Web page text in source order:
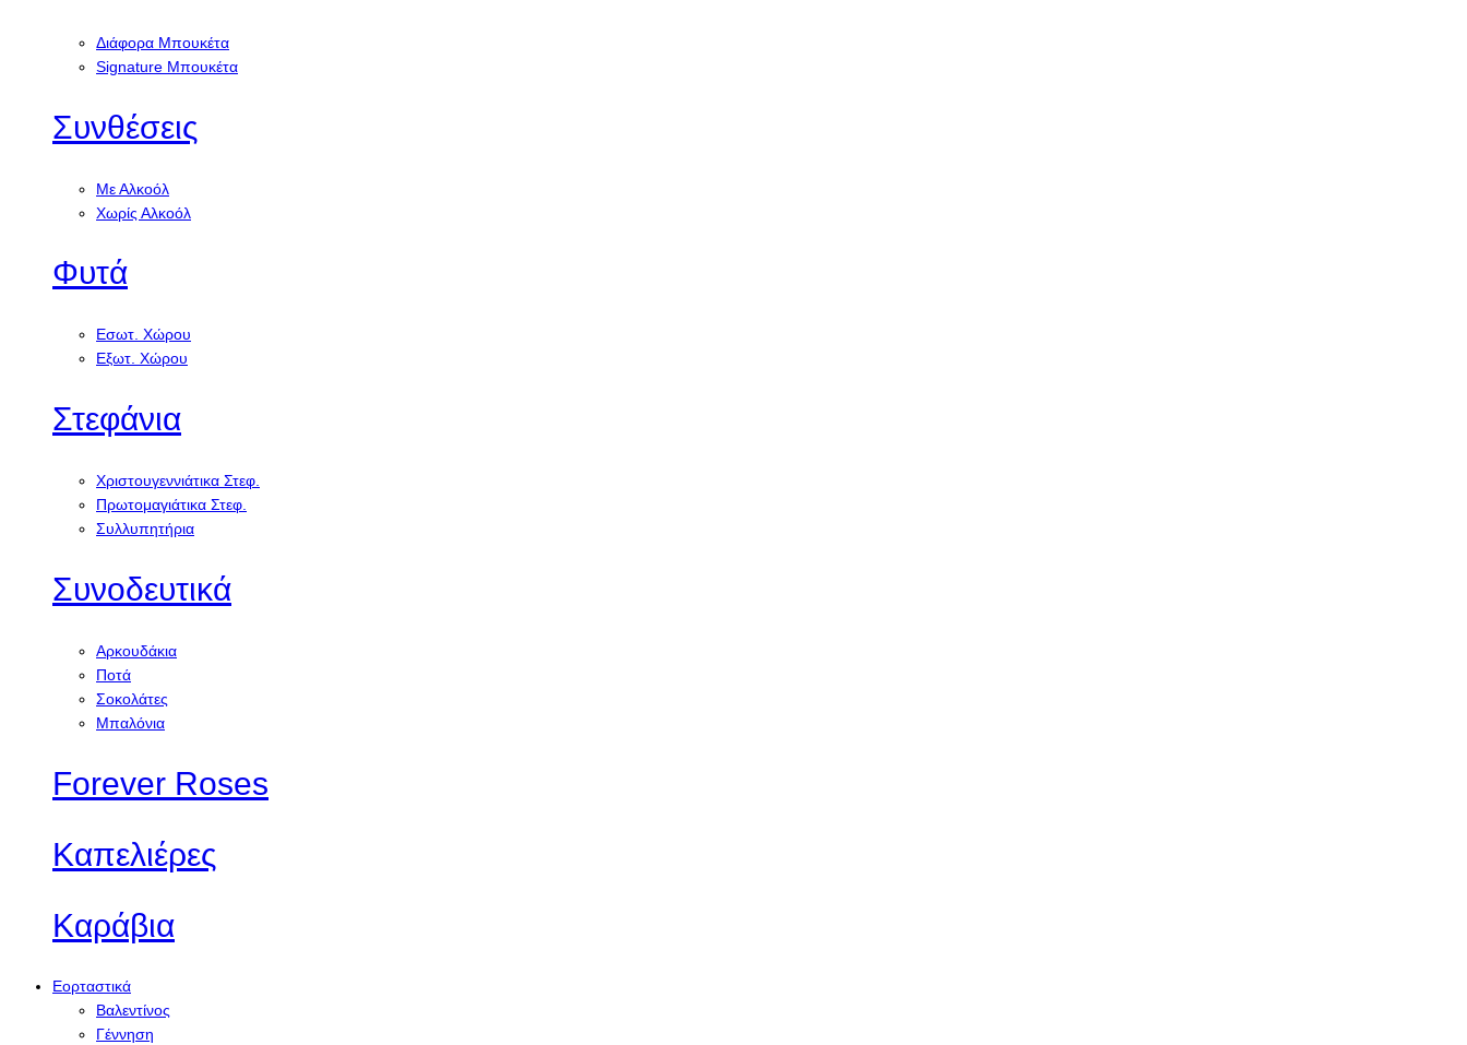
Διάφορα Μπουκέτα
Signature Μπουκέτα
Συνθέσεις
Με Αλκοόλ
Χωρίς Αλκοόλ
Φυτά
Εσωτ. Χώρου
Εξωτ. Χώρου
Στεφάνια
Χριστουγεννιάτικα Στεφ.
Πρωτομαγιάτικα Στεφ.
Συλλυπητήρια
Συνοδευτικά
Αρκουδάκια
Ποτά
Σοκολάτες
Μπαλόνια
Forever Roses
Καπελιέρες
Καράβια
Εορταστικά
Βαλεντίνος
Γέννηση